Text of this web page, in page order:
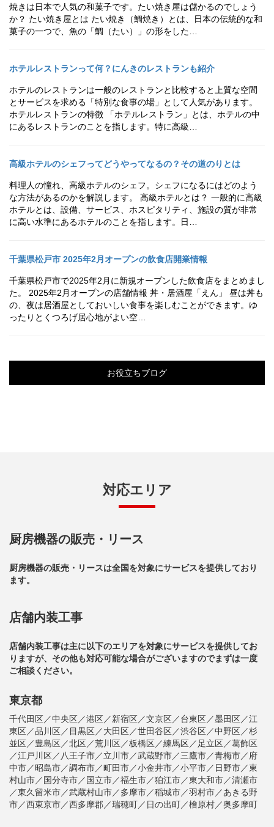
焼きは日本で人気の和菓子です。たい焼き屋は儲かるのでしょう
か？ たい焼き屋とは たい焼き（鯛焼き）とは、日本の伝統的な和
菓子の一つで、魚の「鯛（たい）」の形をした…
ホテルレストランって何？にんきのレストランも紹介
ホテルのレストランは一般のレストランと比較すると上質な空間
とサービスを求める「特別な食事の場」として人気があります。
ホテルレストランの特徴 「ホテルレストラン」とは、ホテルの中
にあるレストランのことを指します。特に高級…
高級ホテルのシェフってどうやってなるの？その道のりとは
料理人の憧れ、高級ホテルのシェフ。シェフになるにはどのよう
な方法があるのかを解説します。 高級ホテルとは？ 一般的に高級
ホテルとは、設備、サービス、ホスピタリティ、施設の質が非常
に高い水準にあるホテルのことを指します。日…
千葉県松戸市 2025年2月オープンの飲食店開業情報
千葉県松戸市で2025年2月に新規オープンした飲食店をまとめまし
た。 2025年2月オープンの店舗情報 丼・居酒屋「えん」 昼は丼も
の、夜は居酒屋としておいしい食事を楽しむことができます。ゆ
ったりとくつろげ居心地がよい空…
お役立ちブログ
対応エリア
厨房機器の販売・リース
厨房機器の販売・リースは全国を対象にサービスを提供しており
ます。
店舗内装工事
店舗内装工事は主に以下のエリアを対象にサービスを提供してお
りますが、その他も対応可能な場合がございますのでまずは一度
ご相談ください。
東京都
千代田区／中央区／港区／新宿区／文京区／台東区／墨田区／江
東区／品川区／目黒区／大田区／世田谷区／渋谷区／中野区／杉
並区／豊島区／北区／荒川区／板橋区／練馬区／足立区／葛飾区
／江戸川区／八王子市／立川市／武蔵野市／三鷹市／青梅市／府
中市／昭島市／調布市／町田市／小金井市／小平市／日野市／東
村山市／国分寺市／国立市／福生市／狛江市／東大和市／清瀬市
／東久留米市／武蔵村山市／多摩市／稲城市／羽村市／あきる野
市／西東京市／西多摩郡／瑞穂町／日の出町／檜原村／奥多摩町